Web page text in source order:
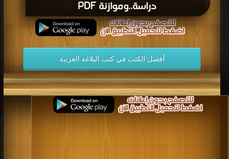
دراسة..وموازنة PDF
أفضل الكتب في كتب البلاغة العربية